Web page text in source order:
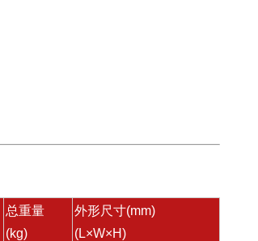
总重量
(kg)
外形尺寸(mm)
(L×W×H)